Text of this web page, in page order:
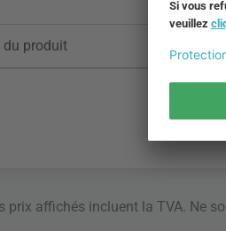
du produit
prix affichés incluent la TVA. Ne